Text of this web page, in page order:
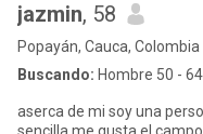
jazmin, 58
Popayán, Cauca, Colombia
Buscando: Hombre 50 - 64
aserca de mi soy una